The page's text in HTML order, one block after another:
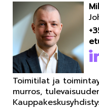
Toimitilat ja
murros,